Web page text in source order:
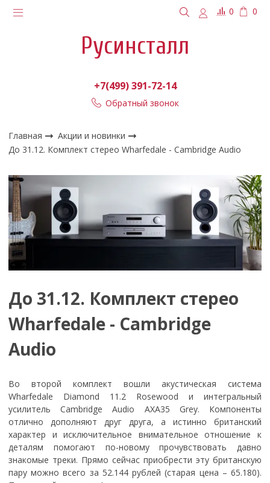
0 0
Русинсталл
+7(499) 391-72-14
Обратный звонок
Главная
Акции и новинки
До 31.12. Комплект стерео Wharfedale - Cambridge Audio
До 31.12. Комплект стерео
Wharfedale - Cambridge
Audio
Во второй комплект вошли акустическая система
Wharfedale Diamond 11.2 Rosewood и интегральный
усилитель Cambridge Audio AXA35 Grey. Компоненты
отлично дополняют друг друга, а истинно британский
характер и исключительное внимательное отношение к
деталям помогают по-новому прочувствовать давно
знакомые треки. Прямо сейчас приобрести эту британскую
пару можно всего за 52.144 рублей (старая цена – 65.180).